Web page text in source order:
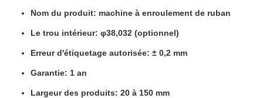
Nom du produit: machine à enroulement de ruban
Le trou intérieur: φ38,032 (optionnel)
Erreur d'étiquetage autorisée: ± 0,2 mm
Garantie: 1 an
Largeur des produits: 20 à 150 mm